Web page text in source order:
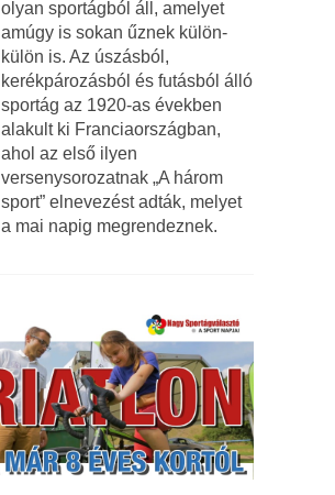
olyan sportágból áll, amelyet
amúgy is sokan űznek külön-
külön is. Az úszásból,
kerékpározásból és futásból álló
sportág az 1920-as években
alakult ki Franciaországban,
ahol az első ilyen
versenysorozatnak „A három
sport” elnevezést adták, melyet
a mai napig megrendeznek.